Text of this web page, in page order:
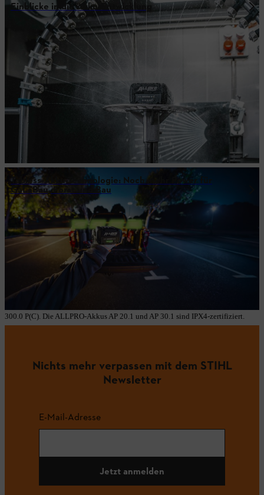
Einblicke in die Akku-Entwicklung
Tabless-Akku-Technologie: Noch mehr Power für
GaLaBau, Forst und Bau
1 Vergleich zu AP 300.0 (PC) und AP 300 S.
2 Ladezeit bei Umgebungs-/Akkutemperaturen von 25–40 °C in Kombination
mit dem AL 1802 MO. Gültig für die ALLPRO-Akkus AP 100.0 P, AP 200.0 P
und AP 300.0 P(C).
3 Ladezyklen: Bis zu 3'000 Zyklen ohne spürbaren Leistungsverlust, danach
weiter verwendbar. Gültig nur für ALLPRO-Akkus AP 100.0 P, AP 200.0 P und
AP 300.0 P(C).
300.0 P(C). Die ALLPRO-Akkus AP 20.1 und AP 30.1 sind IPX4-zertifiziert.
Nichts mehr verpassen mit dem STIHL
Newsletter
E-Mail-Adresse
Jetzt anmelden